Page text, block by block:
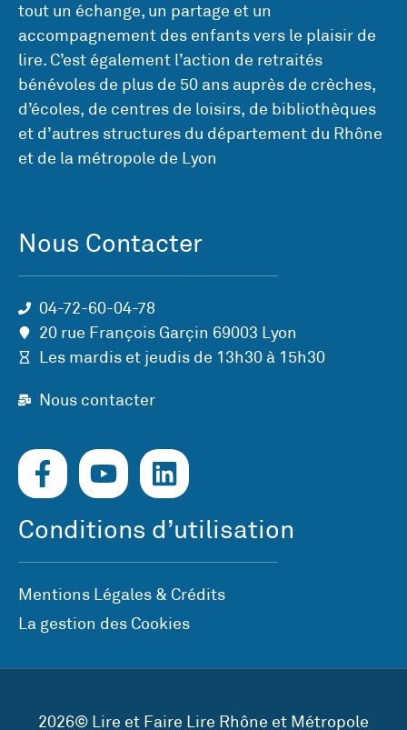
tout un échange, un partage et un
accompagnement des enfants vers le plaisir de
lire. C’est également l’action de retraités
bénévoles de plus de 50 ans auprès de crèches,
d’écoles, de centres de loisirs, de bibliothèques
et d’autres structures du département du Rhône
et de la métropole de Lyon
Nous Contacter
04-72-60-04-78
20 rue François Garçin 69003 Lyon
Les mardis et jeudis de 13h30 à 15h30
Nous contacter
Conditions d’utilisation
Mentions Légales & Crédits
La gestion des Cookies
2026© Lire et Faire Lire Rhône et Métropole